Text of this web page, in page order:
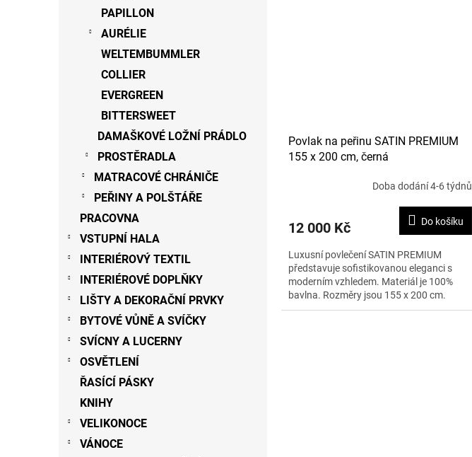
PAPILLON
AURÉLIE
WELTEMBUMMLER
COLLIER
EVERGREEN
BITTERSWEET
DAMAŠKOVÉ LOŽNÍ PRÁDLO
PROSTĚRADLA
MATRACOVÉ CHRÁNIČE
PEŘINY A POLŠTÁŘE
PRACOVNA
VSTUPNÍ HALA
INTERIÉROVÝ TEXTIL
INTERIÉROVÉ DOPLŇKY
LIŠTY A DEKORAČNÍ PRVKY
BYTOVÉ VŮNĚ A SVÍČKY
SVÍCNY A LUCERNY
OSVĚTLENÍ
ŘASÍCÍ PÁSKY
KNIHY
VELIKONOCE
VÁNOCE
Povlak na peřinu SATIN PREMIUM
155 x 200 cm, černá
Doba dodání 4-6 týdnů
12 000 Kč Do košíku
Luxusní povlečení SATIN PREMIUM
představuje sofistikovanou eleganci s
moderním vzhledem. Materiál je 100%
bavlna. Rozměry jsou 155 x 200 cm.